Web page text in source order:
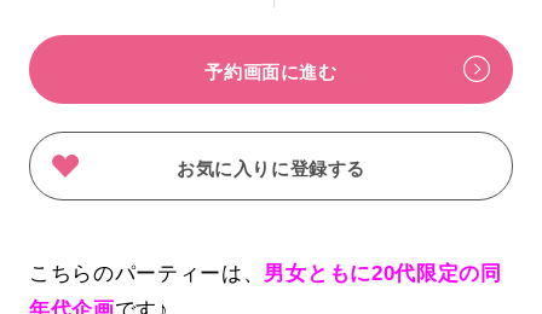
予約画面に進む
お気に入りに登録する
こちらのパーティーは、 男女ともに20代限定の同
年代企画です♪